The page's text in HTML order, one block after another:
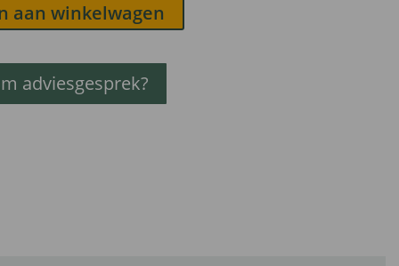
aan winkelwagen
adviesgesprek?